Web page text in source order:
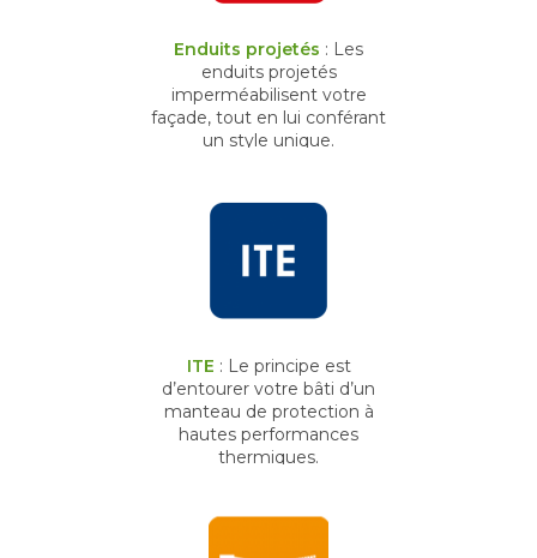
Enduits projetés : Les
enduits projetés
imperméabilisent votre
façade, tout en lui conférant
un style unique.
ITE : Le principe est
d’entourer votre bâti d’un
manteau de protection à
hautes performances
thermiques.